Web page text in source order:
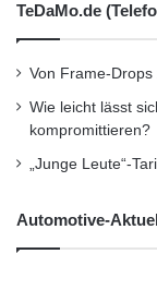
TeDaMo.de
Von Frame-
Wie leicht lässt
kompromittieren?
„Junge Leute“-
Automotive-